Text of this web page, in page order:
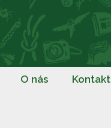
O nás Kontakt